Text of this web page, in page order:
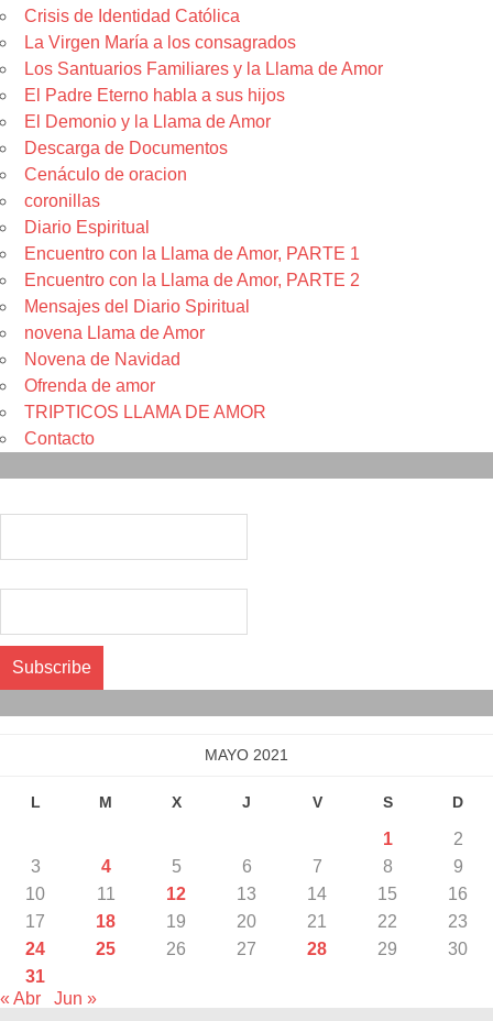
Crisis de Identidad Católica
La Virgen María a los consagrados
Los Santuarios Familiares y la Llama de Amor
El Padre Eterno habla a sus hijos
El Demonio y la Llama de Amor
Descarga de Documentos
Cenáculo de oracion
coronillas
Diario Espiritual
Encuentro con la Llama de Amor, PARTE 1
Encuentro con la Llama de Amor, PARTE 2
Mensajes del Diario Spiritual
novena Llama de Amor
Novena de Navidad
Ofrenda de amor
TRIPTICOS LLAMA DE AMOR
Contacto
MAYO 2021
L M X J V S D
1
2
3
4 5 6 7 8
9
10
11 12 13 14 15
16
17
18 19 20 21 22
23
24
25 26 27 28 29
30
31
« Abr
Jun »